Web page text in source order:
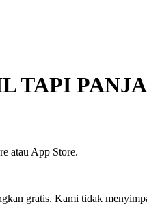
TAPI
atau App Store.
gratis. Kami tidak